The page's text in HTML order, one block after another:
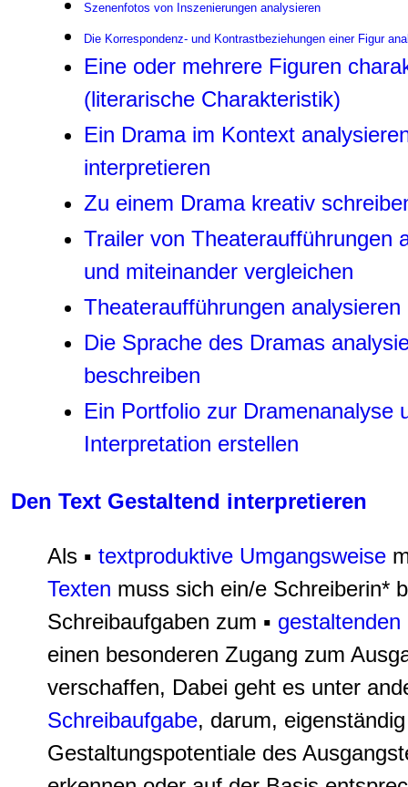
Szenenfotos von Inszenierungen analysieren
Die Korrespondenz- und Kontrastbeziehungen einer Figur
Eine oder mehrere Figuren
(literarische Charakteristik)
Ein Drama im Kontext
interpretieren
Zu einem Drama kreativ
Trailer von Theateraufführungen
und miteinander vergleichen
Theateraufführungen analysieren
Die Sprache des Dramas
beschreiben
Ein Portfolio zur Dramenanalyse
Interpretation erstellen
Den Text Gestaltend interpretieren
Als ▪ textproduktive Umgangsweise
Texten muss sich ein/e Schreiberin*
Schreibaufgaben zum ▪
einen besonderen Zugang zum
verschaffen, Dabei geht es unter
Schreibaufgabe, darum, eigenständig
Gestaltungspotentiale des